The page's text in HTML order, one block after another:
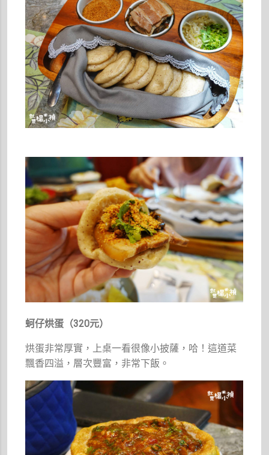
蚵仔烘蛋（320元）
烘蛋非常厚實，上桌一看很像小披薩，哈！這道菜
飄香四溢，層次豐富，非常下飯。